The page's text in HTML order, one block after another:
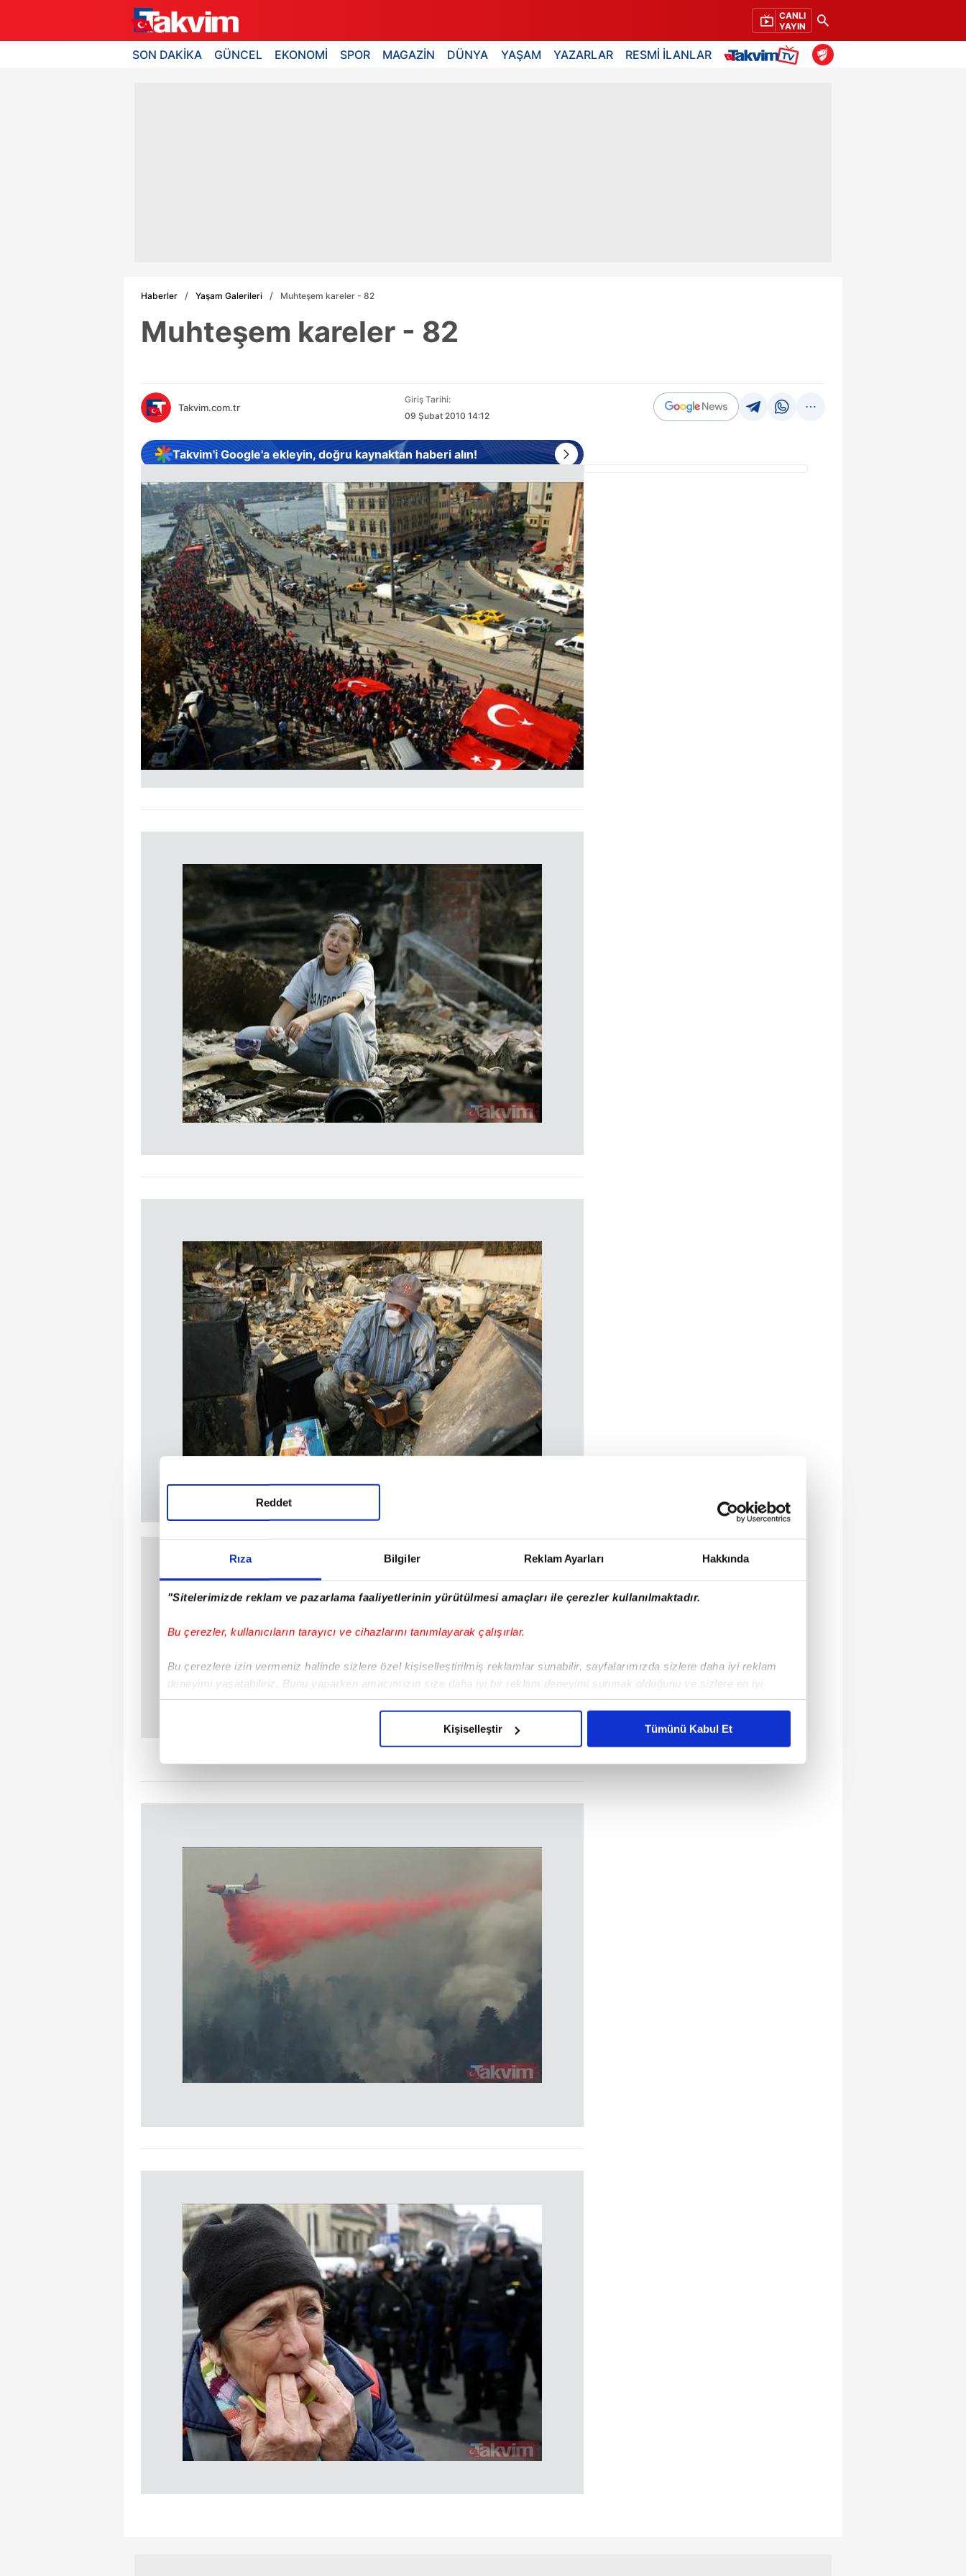
Rıza Bilgiler Reklam Ayarları Hakkında
"Sitelerimizde reklam ve pazarlama faaliyetlerinin yürütülmesi amaçları ile çerezler kullanılmaktadır.
Bu çerezler, kullanıcıların tarayıcı ve cihazlarını tanımlayarak çalışırlar.
Bu çerezlere izin vermeniz halinde sizlere özel kişiselleştirilmiş reklamlar sunabilir, sayfalarımızda sizlere daha iyi reklam
deneyimi yaşatabiliriz. Bunu yaparken amacımızın size daha iyi bir reklam deneyimi sunmak olduğunu ve sizlere en iyi
içerikleri sunabilmek adına elimizden gelen çabayı gösterdiğimizi ve bu noktada, reklamların maliyetlerimizi karşılamak
çerezler vasıtasıyla çeşitli kişisel verileriniz işlenmekte olup gerekli olan çerezler bilgi toplumu hizmetlerinin sunulması
Çerezlere ilişkin tercihlerinizi aşağıda yer alan panel vasıtasıyla belirleyebilirsiniz. Çerezlere ilişkin detaylı bilgi için Ayarlar
butonuna tıklayabilir,
ziyaret edebilirsiniz.
6698 sayılı Kişisel Verilerin Korunması Kanunu uyarınca hazırlanmış Aydınlatma Metnimizi okumak ve sitemizde ilgili
mevzuata uygun olarak kullanılan çerezlerle ilgili bilgi almak için lütfen
Reddet
Kişiselleştir Tümünü Kabul Et
CANLI
YAYIN
SON DAKİKA GÜNCEL EKONOMİ SPOR MAGAZİN DÜNYA YAŞAM YAZARLAR RESMİ İLANLAR
Haberler Yaşam Galerileri Muhteşem kareler - 82
Muhteşem kareler - 82
Takvim.com.tr
Giriş Tarihi:
09 Şubat 2010 14:12
Takvim'i Google'a ekleyin, doğru kaynaktan haberi alın!